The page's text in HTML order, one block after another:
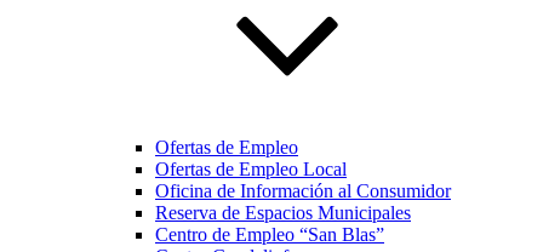
Ofertas de Empleo
Ofertas de Empleo Local
Oficina de Información al Consumidor
Reserva de Espacios Municipales
Centro de Empleo “San Blas”